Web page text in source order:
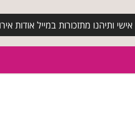
ותיהנו מתזכורות במייל אודות